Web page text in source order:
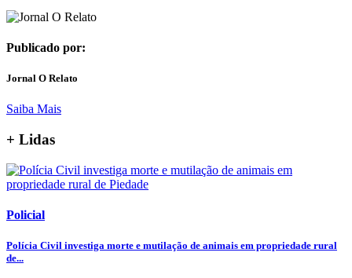
Publicado por:
Jornal O Relato
Saiba Mais
+ Lidas
Policial
Polícia Civil investiga morte e mutilação de animais em propriedade rural
de...